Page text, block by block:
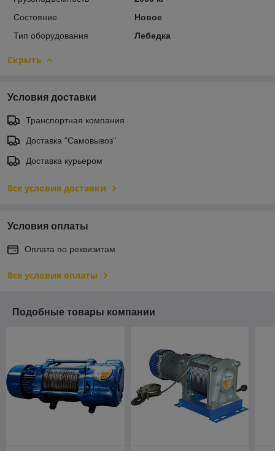
Состояние
Новое
Тип оборудования
Лебедка
Скрыть
Условия доставки
Транспортная компания
Доставка "Самовывоз"
Доставка курьером
Все условия доставки
Условия оплаты
Оплата по реквизитам
Все условия оплаты
Подобные товары компании